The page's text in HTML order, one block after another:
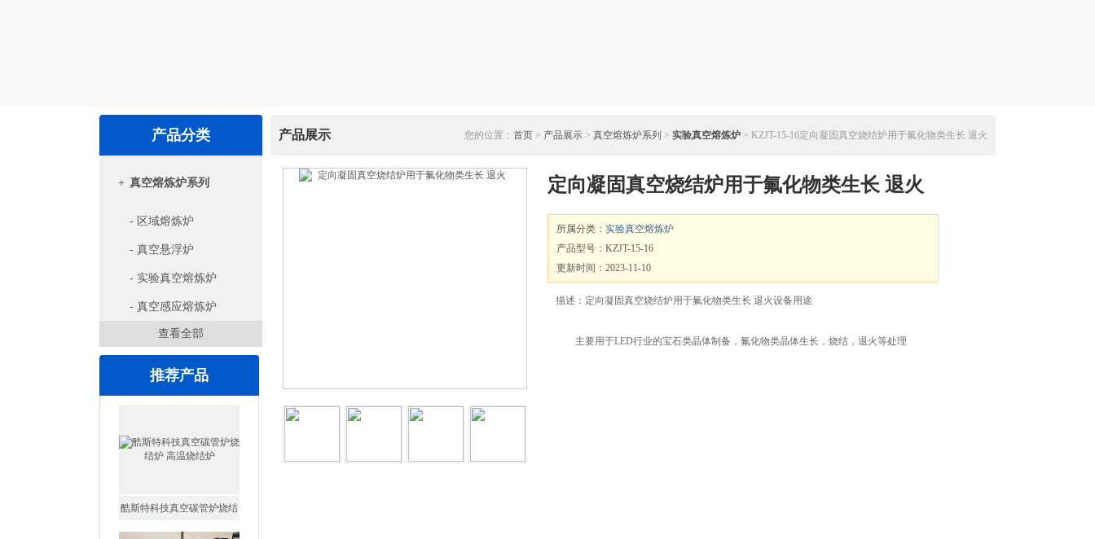
产品分类
+ 真空熔炼炉系列
- 区域熔炼炉
- 真空悬浮炉
- 实验真空熔炼炉
- 真空感应熔炼炉
查看全部
推荐产品
酷斯特科技真空碳管炉烧结
炉 高温烧结炉
产品展示 您的位置： 首页 > 产品展示 > 真空熔炼炉系列 > 实验真空熔炼炉 > KZJT-15-16定向凝固真空烧结炉用于氟化物类生长 退火
定向凝固真空烧结炉用于氟化物类生长 退火
所属分类： 实验真空熔炼炉
产品型号：KZJT-15-16
更新时间：2023-11-10
描述：定向凝固真空烧结炉用于氟化物类生长 退火设备用途
主要用于LED行业的宝石类晶体制备，氟化物类晶体生长，烧结，退火等处理